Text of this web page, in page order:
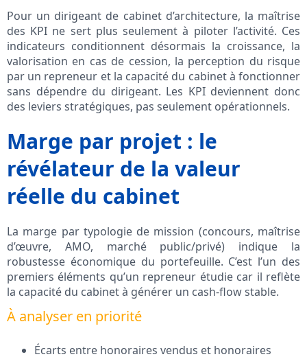
Pour un dirigeant de cabinet d’architecture, la maîtrise
des KPI ne sert plus seulement à piloter l’activité. Ces
indicateurs conditionnent désormais la croissance, la
valorisation en cas de cession, la perception du risque
par un repreneur et la capacité du cabinet à fonctionner
sans dépendre du dirigeant. Les KPI deviennent donc
des leviers stratégiques, pas seulement opérationnels.
Marge par projet : le
révélateur de la valeur
réelle du cabinet
La marge par typologie de mission (concours, maîtrise
d’œuvre, AMO, marché public/privé) indique la
robustesse économique du portefeuille. C’est l’un des
premiers éléments qu’un repreneur étudie car il reflète
la capacité du cabinet à générer un cash-flow stable.
À analyser en priorité
Écarts entre honoraires vendus et honoraires